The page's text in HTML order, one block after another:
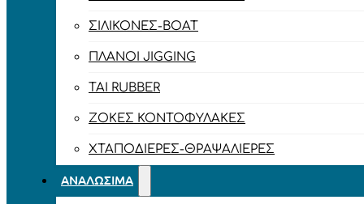
ΣΙΛΙΚΌΝΕΣ-BOAT
ΠΛΆΝΟΙ JIGGING
TAI RUBBER
ΖΌΚΕΣ ΚΟΝΤΟΦΎΛΑΚΕΣ
ΧΤΑΠΟΔΙΈΡΕΣ-ΘΡΑΨΑΛΙΈΡΕΣ
ΑΝΑΛΏΣΙΜΑ